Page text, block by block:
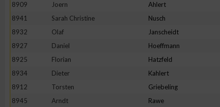
8909
Joern Ahlert
8941
Sarah Christine Nusch
8932
Olaf Janscheidt
8927
Daniel Hoeffmann
8925
Florian Hatzfeld
8934
Dieter Kahlert
8912
Torsten Griebeling
8945
Arndt Rawe